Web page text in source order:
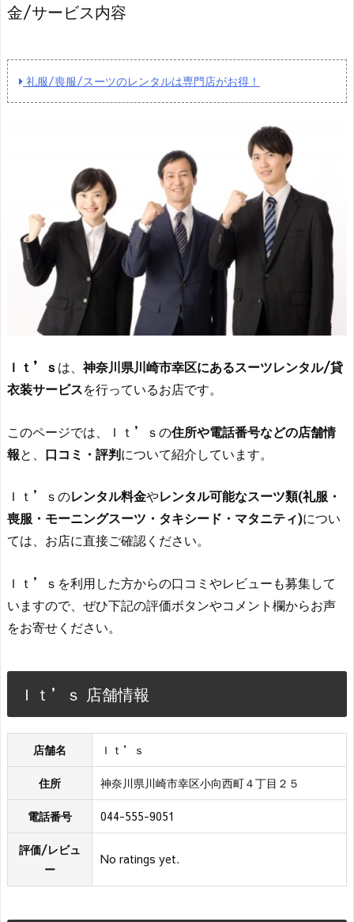
金/サービス内容
礼服/喪服/スーツのレンタルは専門店がお得！
Ｉｔ’ｓ は、 神奈川県川崎市幸区にあるスーツレンタル/貸
衣装サービスを行っているお店です。
このページでは、Ｉｔ’ｓの住所や電話番号などの店舗情
報と、 口コミ・評判について紹介しています。
Ｉｔ’ｓのレンタル料金やレンタル可能なスーツ類(礼服・
喪服・モーニングスーツ・タキシード・マタニティ)につい
ては、お店に直接ご確認ください。
Ｉｔ’ｓを利用した方からの口コミやレビューも募集して
いますので、ぜひ下記の評価ボタンやコメント欄からお声
をお寄せください。
Ｉｔ’ｓ 店舗情報
店舗名 Ｉｔ’ｓ
住所 神奈川県川崎市幸区小向西町４丁目２５
電話番号 044-555-9051
評価/レビュ
ー
No ratings yet.